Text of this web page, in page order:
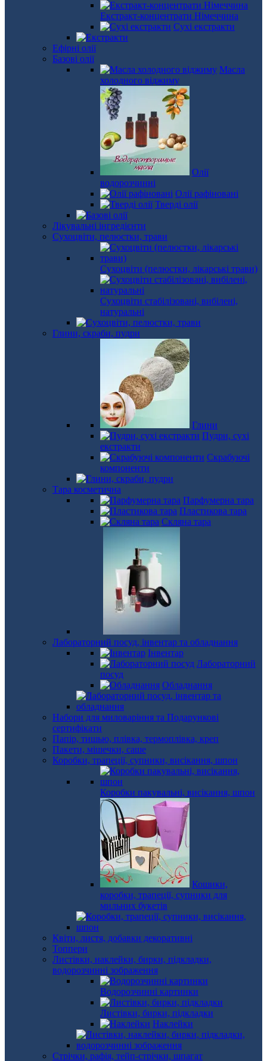
Екстракт-концентрати Німеччина
Сухі екстракти
Ефірні олії
Базові олії
Масла
холодного віджиму
Олії
водорозчинні
Олії рафіновані
Тверді олії
Лікувальні інгредієнти
Сухоцвіти, пелюстки, трави
Сухоцвіти (пелюстки, лікарські трави)
Сухоцвіти стабілізовані, вибілені,
натуральні
Глини, скраби, пудри
Глини
Пудри, сухі
екстракти
Скрабуючі
компоненти
Тара косметична
Парфумерна тара
Пластикова тара
Скляна тара
Лабораторний посуд, інвентар та обладнання
Інвентар
Лабораторний
посуд
Обладнання
Набори для миловаріння та Подарункові
сертифікати
Папір, тишью, плівка, термоплівка, креп
Пакети, мішечки, саше
Коробки, трапеції, супники, висікання, шпон
Коробки пакувальні, висікання, шпон
Кошики,
коробки, трапеції, супники для
мильних букетів
Квіти, листя, добавки декоративні
Топпери
Листівки, наклейки, бирки, підкладки,
водорозчинні зображення
Водорозчинні картинки
Листівки, бирки, підкладки
Наклейки
Стрічки, рафія, тейп-стрічки, шпагат